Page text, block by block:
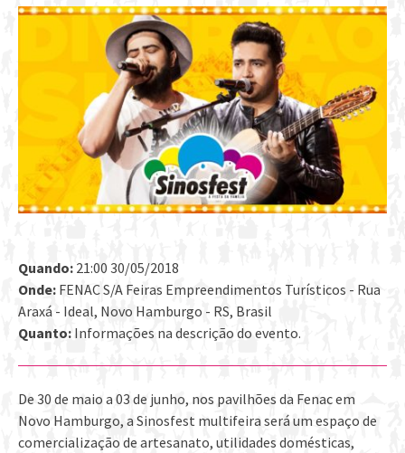
Quando: 21:00 30/05/2018
Onde: FENAC S/A Feiras Empreendimentos Turísticos - Rua
Araxá - Ideal, Novo Hamburgo - RS, Brasil
Quanto: Informações na descrição do evento.
De 30 de maio a 03 de junho, nos pavilhões da Fenac em
Novo Hamburgo, a Sinosfest multifeira será um espaço de
comercialização de artesanato, utilidades domésticas,